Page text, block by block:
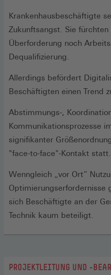
Krankenhausbeschäftigte
Zukunftsangst. Sie
Überforderung noch
Dequalifizierung.
Allerdings befördert
Beschäftigten einen Trend
Abstimmungs-,
Kommunikationsprozesse
signifikanter
"face-to-face"-Kontakt statt.
Wenngleich „vor Ort“
Optimierungserfordernisse
sich Beschäftigte an der
Technik kaum beteiligt.
PROJEKTLEITUNG UND -